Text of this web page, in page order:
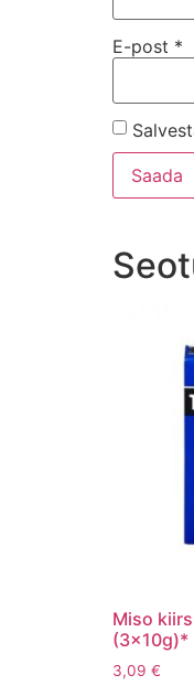
E-post *
Miso
(3x10g)*
3,09 €